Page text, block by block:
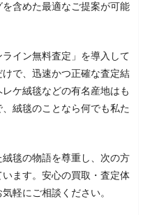
含めた最適なご提案が可能
イン無料査定」を導入して
で、迅速かつ正確な査定結
ケ絨毯などの有名産地はも
絨毯のことなら何でも私た
毯の物語を尊重し、次の方
ます。安心の買取・査定体
軽にご相談ください。